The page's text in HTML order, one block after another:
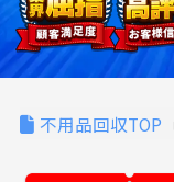
不用品回収TOP